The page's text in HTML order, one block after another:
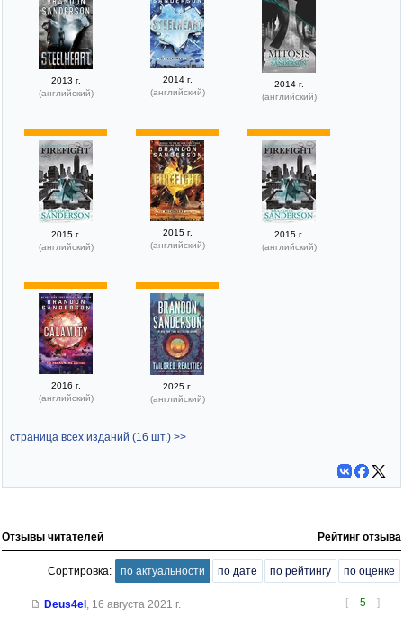
2013 г.
(английский)
2014 г.
(английский)
2014 г.
(английский)
2015 г.
(английский)
2015 г.
(английский)
2015 г.
(английский)
2016 г.
(английский)
2025 г.
(английский)
страница всех изданий (16 шт.) >>
Отзывы читателей Рейтинг отзыва
Сортировка: по актуальности по дате по рейтингу по оценке
[ 5 ]
Deus4el , 16 августа 2021 г.